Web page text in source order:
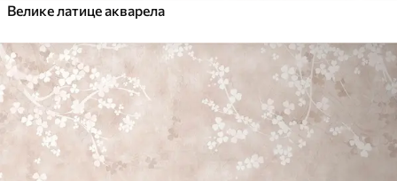
Велике латице акварела